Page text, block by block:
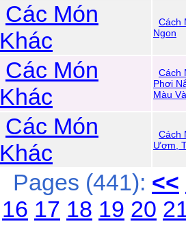
Các Món
Khác
Cách
Ngon
Các Món
Khác
Cách
Phơi
Màu
Các Món
Khác
Cách
Ươm,
Pages (441): <<
16 17 18 19 20